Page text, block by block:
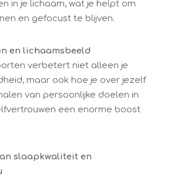
in je lichaam, wat je helpt om
en gefocust te blijven.
en lichaamsbeeld
verbetert niet alleen je
maar ook hoe je over jezelf
van persoonlijke doelen in
een enorme boost
slaapkwaliteit en